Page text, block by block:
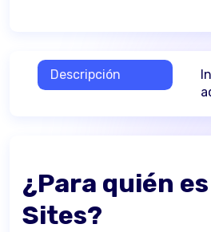
Descripción
¿Para quién es
Sites?